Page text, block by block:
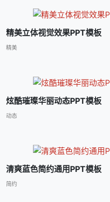
精美立体视觉效果PPT模板
精美
炫酷璀璨华丽动态PPT模板
动态
清爽蓝色简约通用PPT模板
简约